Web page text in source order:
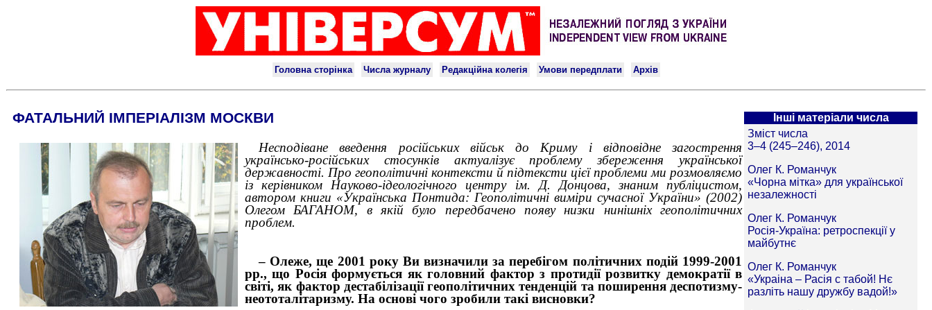
Інші матеріали числа
ФАТАЛЬНИЙ ІМПЕРІАЛІЗМ МОСКВИ
Несподіване введення російських військ до Криму і відповідне загострення
українсько-російських стосунків актуалізує проблему збереження української
державності. Про геополітичні контексти й підтексти цієї проблеми ми розмовляємо
із керівником Науково-ідеологічного центру ім. Д. Донцова, знаним публіцистом,
автором книги «Українська Понтида: Геополітичні виміри сучасної України» (2002)
Олегом БАГАНОМ, в якій було передбачено появу низки нинішніх геополітичних
проблем.
– Олеже, ще 2001 року Ви визначили за перебігом політичних подій 1999-2001
рр., що Росія формується як головний фактор з протидії розвитку демократії в
світі, як фактор дестабілізації геополітичних тенденцій та поширення деспотизму-
неототалітаризму. На основі чого зробили такі висновки?